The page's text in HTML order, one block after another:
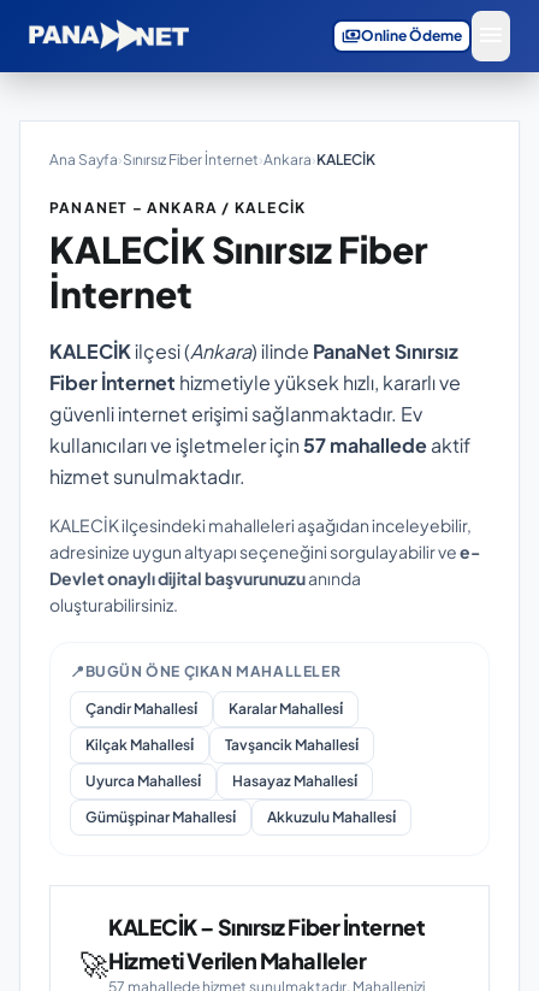
paymentsOnline Ödeme
Ana Sayfa›Sınırsız Fiber İnternet›Ankara›KALECİK
PANANET – ANKARA / KALECİK
KALECİKSınırsız Fiber
İnternet
KALECİKilçesi (Ankara) ilinde PanaNet Sınırsız
Fiber İnternet hizmetiyle yüksek hızlı, kararlı ve
güvenli internet erişimi sağlanmaktadır. Ev
kullanıcıları ve işletmeler için57 mahalledeaktif
hizmet sunulmaktadır.
KALECİK ilçesindeki mahalleleri aşağıdan inceleyebilir,
adresinize uygun altyapı seçeneğini sorgulayabilir vee-
Devlet onaylı dijital başvurunuzuanında
oluşturabilirsiniz.
📍 BUGÜN ÖNE ÇIKAN MAHALLELER
Çandir Mahallesi̇
Karalar Mahallesi̇
Kilçak Mahallesi̇
Tavşancik Mahallesi̇
Uyurca Mahallesi̇
Hasayaz Mahallesi̇
Gümüşpinar Mahallesi̇
Akkuzulu Mahallesi̇
🚀
KALECİK – Sınırsız Fiber İnternet
Hizmeti Verilen Mahalleler
57 mahallede hizmet sunulmaktadır. Mahallenizi